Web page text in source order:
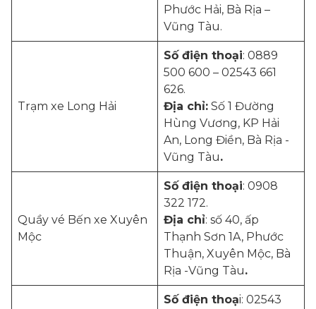
Phước Hải, Bà Rịa –
Vũng Tàu.
Trạm xe Long Hải
Số điện thoại: 0889
500 600 – 02543 661
626.
Địa chỉ: Số 1 Đường
Hùng Vương, KP Hải
An, Long Điền, Bà Rịa -
Vũng Tàu.
Quầy vé Bến xe Xuyên
Mộc
Số điện thoại: 0908
322 172.
Địa chỉ: số 40, ấp
Thạnh Sơn 1A, Phước
Thuận, Xuyên Mộc, Bà
Rịa -Vũng Tàu.
Số điện thoại: 02543